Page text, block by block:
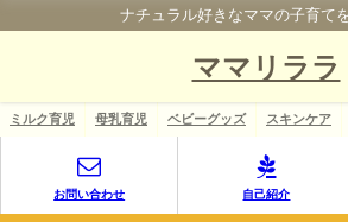
ナチュラル好きなママの子育て
ママリララ
ミルク育児 母乳育児 ベビーグッズ スキンケア
お問い合わせ 自己紹介